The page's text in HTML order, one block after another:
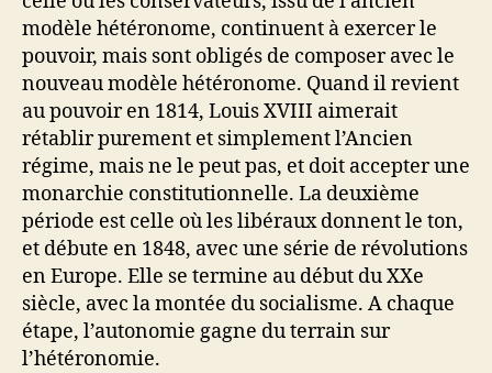
modèle hétéronome, continuent à exercer le
pouvoir, mais sont obligés de composer avec le
nouveau modèle hétéronome. Quand il revient
au pouvoir en 1814, Louis XVIII aimerait
rétablir purement et simplement l’Ancien
régime, mais ne le peut pas, et doit accepter une
monarchie constitutionnelle. La deuxième
période est celle où les libéraux donnent le ton,
et débute en 1848, avec une série de révolutions
en Europe. Elle se termine au début du XXe
siècle, avec la montée du socialisme. A chaque
étape, l’autonomie gagne du terrain sur
l’hétéronomie.